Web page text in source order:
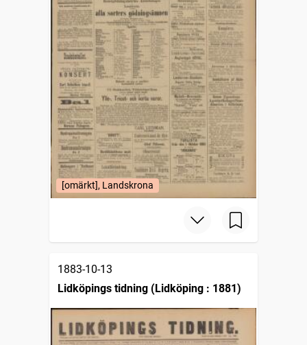
[omärkt], Landskrona
1883-10-13
Lidköpings tidning (Lidköping : 1881)